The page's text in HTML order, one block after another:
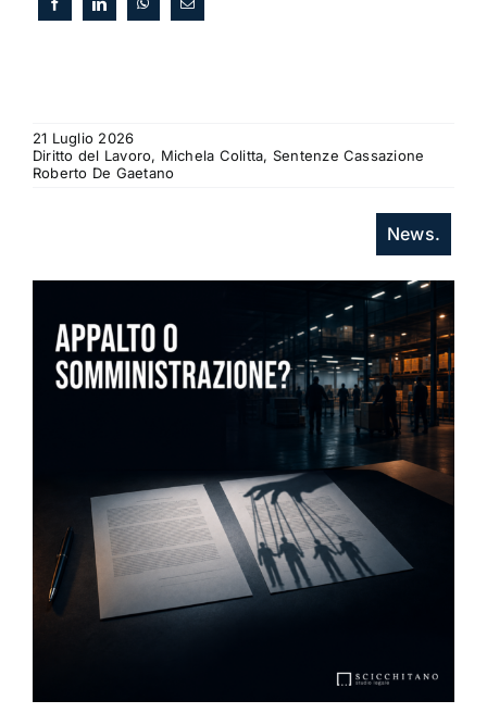
21 Luglio 2026
Diritto del Lavoro, Michela Colitta, Sentenze Cassazione
Roberto De Gaetano
News.